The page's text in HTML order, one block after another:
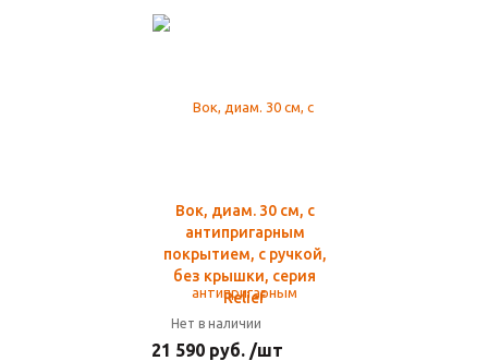
Вок, диам. 30 см, с
антипригарным
покрытием, с ручкой,
без крышки, серия
Relief
Нет в наличии
21 590 руб. /шт